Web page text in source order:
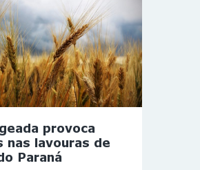
provoca
nas lavouras de
Paraná